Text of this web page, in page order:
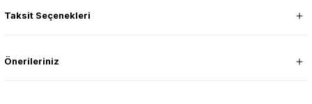
Taksit Seçenekleri
Önerileriniz